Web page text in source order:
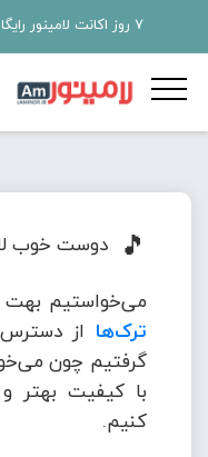
7 روز اکانت لامینور رایگان فقط با ثبت نام در سایت
🎵 دوست خوب
می‌خواستیم
ترک‌ها از
گرفتیم چون
با کیفیت بهتر
کنیم.